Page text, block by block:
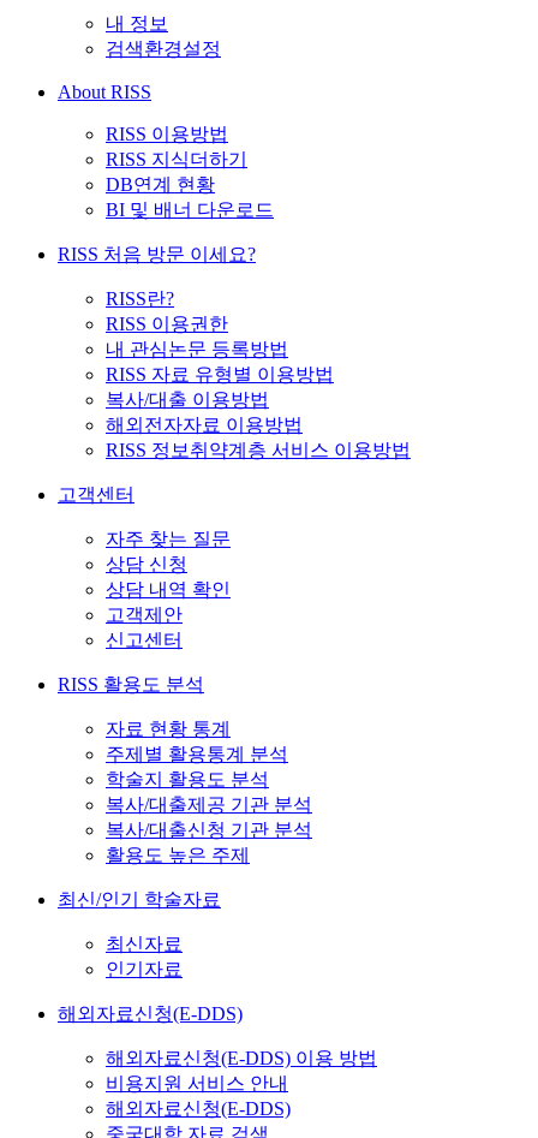
내 정보
검색환경설정
About RISS
RISS 이용방법
RISS 지식더하기
DB연계 현황
BI 및 배너 다운로드
RISS 처음 방문 이세요?
RISS란?
RISS 이용권한
내 관심논문 등록방법
RISS 자료 유형별 이용방법
복사/대출 이용방법
해외전자자료 이용방법
RISS 정보취약계층 서비스 이용방법
고객센터
자주 찾는 질문
상담 신청
상담 내역 확인
고객제안
신고센터
RISS 활용도 분석
자료 현황 통계
주제별 활용통계 분석
학술지 활용도 분석
복사/대출제공 기관 분석
복사/대출신청 기관 분석
활용도 높은 주제
최신/인기 학술자료
최신자료
인기자료
해외자료신청(E-DDS)
해외자료신청(E-DDS) 이용 방법
비용지원 서비스 안내
해외자료신청(E-DDS)
중국대학 자료 검색